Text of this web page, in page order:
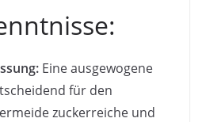
Eine ausgewogene
für den
zuckerreiche und